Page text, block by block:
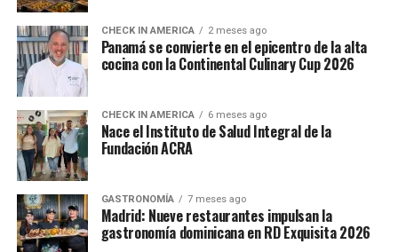
CHECK IN AMERICA 2 meses ago
Panamá se convierte en el epicentro de la alta
cocina con la Continental Culinary Cup 2026
CHECK IN AMERICA 6 meses ago
Nace el Instituto de Salud Integral de la
Fundación ACRA
GASTRONOMÍA 7 meses ago
Madrid: Nueve restaurantes impulsan la
gastronomía dominicana en RD Exquisita 2026